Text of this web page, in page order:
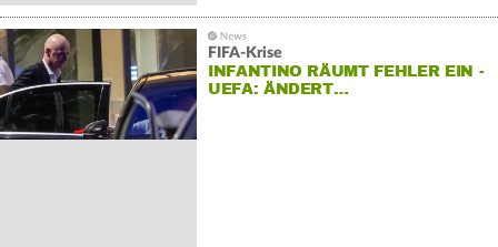
FIFA-Krise
INFANTINO RÄUMT FEHLER EIN -
UEFA: ÄNDERT…